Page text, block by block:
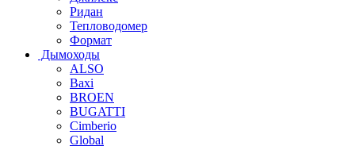
Ридан
Тепловодомер
Формат
Дымоходы
ALSO
Baxi
BROEN
BUGATTI
Cimberio
Global